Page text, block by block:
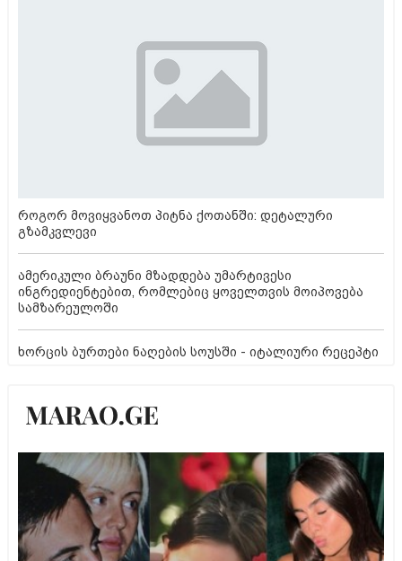
როგორ მოვიყვანოთ პიტნა ქოთანში: დეტალური
გზამკვლევი
ამერიკული ბრაუნი მზადდება უმარტივესი
ინგრედიენტებით, რომლებიც ყოველთვის მოიპოვება
სამზარეულოში
ხორცის ბურთები ნაღების სოუსში - იტალიური რეცეპტი